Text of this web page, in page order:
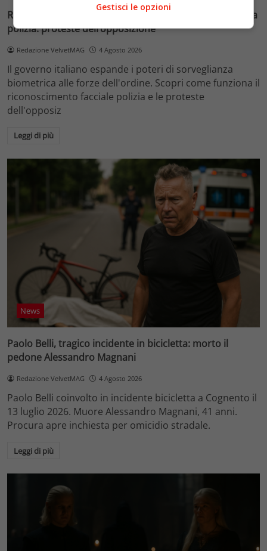
Riconoscimento facciale, il governo accelera i poteri alla
polizia: proteste dell’opposizione
Redazione VelvetMAG 4 Agosto 2026
Il governo italiano espande i poteri di sorveglianza
biometrica alle forze dell'ordine. Scopri come funziona il
riconoscimento facciale polizia e le proteste
dell'opposiz
Leggi di più
News
Paolo Belli, tragico incidente in bicicletta: morto il
pedone Alessandro Magnani
Redazione VelvetMAG 4 Agosto 2026
Paolo Belli coinvolto in incidente bicicletta a Cognento il
13 luglio 2026. Muore Alessandro Magnani, 41 anni.
Procura apre inchiesta per omicidio stradale.
Leggi di più
Gestisci le opzioni